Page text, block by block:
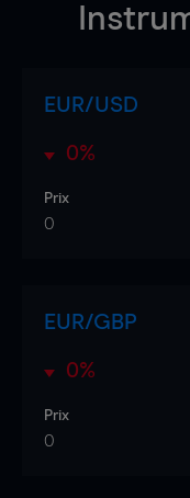
EUR/USD
0%
Prix
0
EUR/GBP
0%
Prix
0